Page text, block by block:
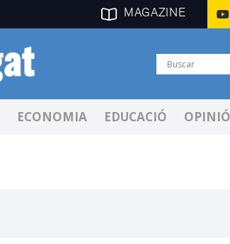
MAGAZINE
ECONOMIA EDUCACIÓ OPINIÓ